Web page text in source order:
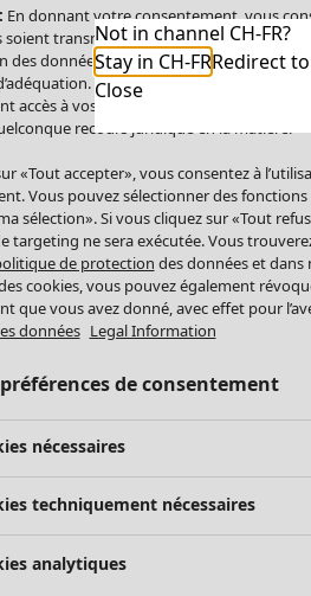
Not in channel CH-FR?
Stay in CH-FRRedirect to
Close
En donnant votre consentement, vous
transmises aux États-Unis. Les
des données comparable à celui de l’UE.
Par conséquent, vous vous
accès à vos données à caractère
recours juridique en la matière.
«Tout accepter», vous consentez à
Vous pouvez sélectionner des
sélection». Si vous cliquez sur «Tout
targeting ne sera exécutée. Vous
de protection des données et dans
cookies, vous pouvez également
que vous avez donné, avec effet pour
données Legal Information
de consentement
nécessaires
techniquement nécessaires
analytiques